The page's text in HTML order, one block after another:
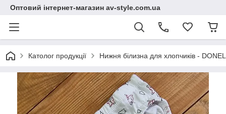
Оптовий інтернет-магазин av-style.com.ua
Католог продукції Нижня білизна для хлопчиків -